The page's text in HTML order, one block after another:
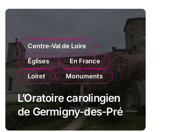
Centre-Val de Loire
Églises
En France
Loiret
Monuments
L’Oratoire carolingien
de Germigny-des-Prés
: cette église renferme